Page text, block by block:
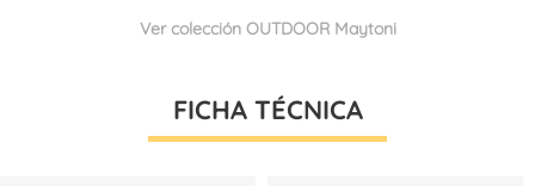
Ver colección OUTDOOR Maytoni
FICHA TÉCNICA